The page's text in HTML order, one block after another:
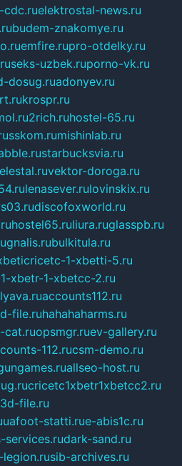
cdc.ruelektrostal-news.ru
budem-znakomye.ru
emfire.rupro-otdelky.ru
seks-uzbek.ruporno-vk.ru
dosug.ruadonyev.ru
krospr.ru
2rich.ruhostel-65.ru
mishinlab.ru
starbucksvia.ru
elestal.ruvektor-doroga.ru
lenasever.rulovinskix.ru
discofoxworld.ru
hostel65.ruliura.ruglasspb.ru
gnalis.rubulkitula.ru
1-xbetti-5.ru
xbetr-1-xbetcc-2.ru
accounts112.ru
file.ruhahahaharms.ru
cat.ruopsmgr.ruev-gallery.ru
112.rucsm-demo.ru
allseo-host.ru
cricetc1xbetr1xbetcc2.ru
3d-file.ru
uafoot-statti.rue-abis1c.ru
services.rudark-sand.ru
legion.rusib-archives.ru